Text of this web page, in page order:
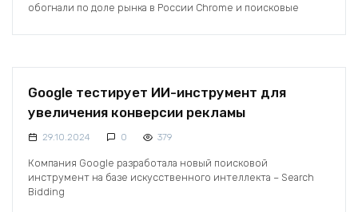
обогнали по доле рынка в России Chrome и поисковые
Google тестирует ИИ-инструмент для
увеличения конверсии рекламы
29.10.2024 0 379
Компания Google разработала новый поисковой
инструмент на базе искусственного интеллекта – Search
Bidding